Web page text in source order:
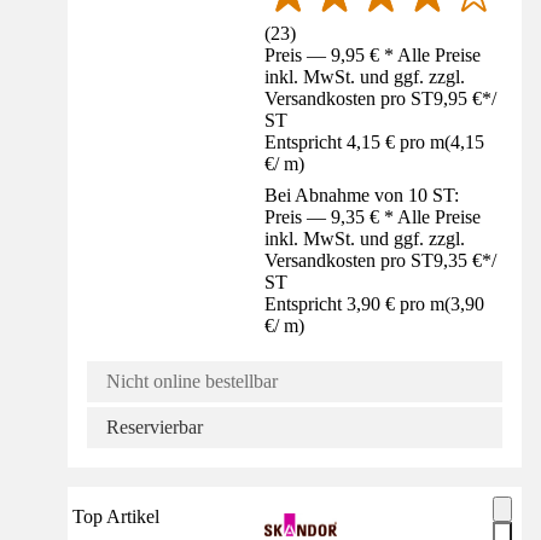
(23)
Preis — 9,95 € * Alle Preise
inkl. MwSt. und ggf. zzgl.
Versandkosten pro ST9,95 €*/
ST
Entspricht 4,15 € pro m(4,15
€/ m)
Bei Abnahme von 10 ST:
Preis — 9,35 € * Alle Preise
inkl. MwSt. und ggf. zzgl.
Versandkosten pro ST9,35 €*/
ST
Entspricht 3,90 € pro m(3,90
€/ m)
Nicht online bestellbar
Reservierbar
Top Artikel